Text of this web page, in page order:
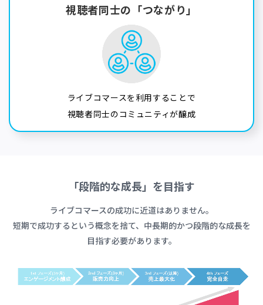
視聴者同士の「つながり」
ライブコマースを利用することで
視聴者同士のコミュニティが醸成
「段階的な成長」を目指す
ライブコマースの成功に近道はありません。
短期で成功するという概念を捨て、中長期的かつ段階的な成長を
目指す必要があります。